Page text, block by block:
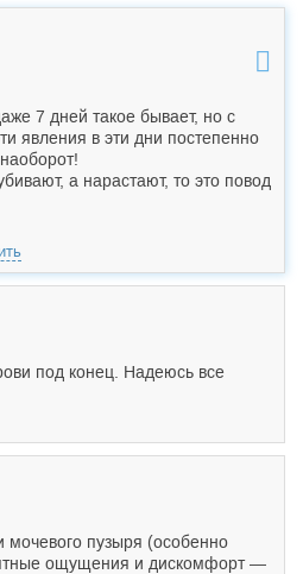
7 дней такое бывает, но с
явления в эти дни постепенно
а нарастают, то это повод
под конец. Надеюсь все
мочевого пузыря (особенно
ощущения и дискомфорт —